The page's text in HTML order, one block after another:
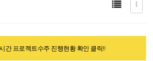
간 프로젝트수주 진행현황 확인 클릭!!